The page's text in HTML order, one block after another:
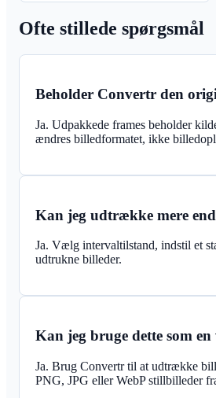
Ofte stillede spørgsmål
Beholder Convertr den
Ja. Udpakkede frames beholder
ændres billedformatet, ikke
Kan jeg udtrække mere
Ja. Vælg intervaltilstand, indstil et
udtrukne billeder.
Kan jeg bruge dette som
Ja. Brug Convertr til at udtrække
PNG, JPG eller WebP stillbilleder